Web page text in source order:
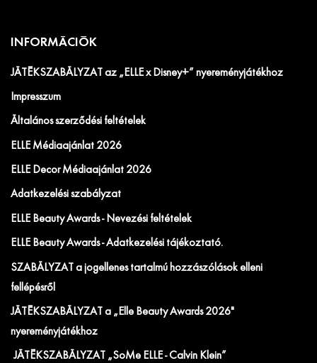
INFORMÁCIÓK
JÁTÉKSZABÁLYZAT az „ELLE x Disney+” nyereményjátékhoz
Impresszum
Általános szerződési feltételek
ELLE Médiaajánlat 2026
ELLE Decor Médiaajánlat 2026
Adatkezelési szabályzat
ELLE Beauty Awards - Nevezési feltételek
ELLE Beauty Awards - Adatkezelési tájékoztató.
SZABÁLYZAT a jogellenes tartalmú hozzászólások elleni
fellépésről
JÁTÉKSZABÁLYZAT a „Elle Beauty Awards 2026"
nyereményjátékhoz
JÁTÉKSZABÁLYZAT „SoMe ELLE - Calvin Klein”